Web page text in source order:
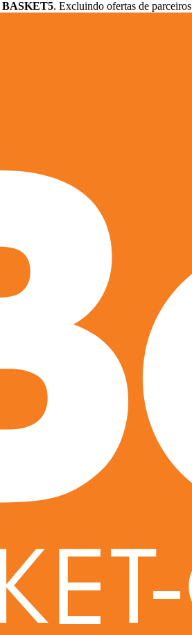
BASKET5. Excluindo ofertas de parceiros